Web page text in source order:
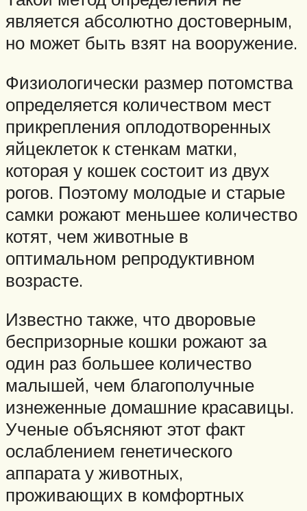
является абсолютно достоверным,
но может быть взят на вооружение.
Физиологически размер потомства
определяется количеством мест
прикрепления оплодотворенных
яйцеклеток к стенкам матки,
которая у кошек состоит из двух
рогов. Поэтому молодые и старые
самки рожают меньшее количество
котят, чем животные в
оптимальном репродуктивном
возрасте.
Известно также, что дворовые
беспризорные кошки рожают за
один раз большее количество
малышей, чем благополучные
изнеженные домашние красавицы.
Ученые объясняют этот факт
ослаблением генетического
аппарата у животных,
проживающих в комфортных